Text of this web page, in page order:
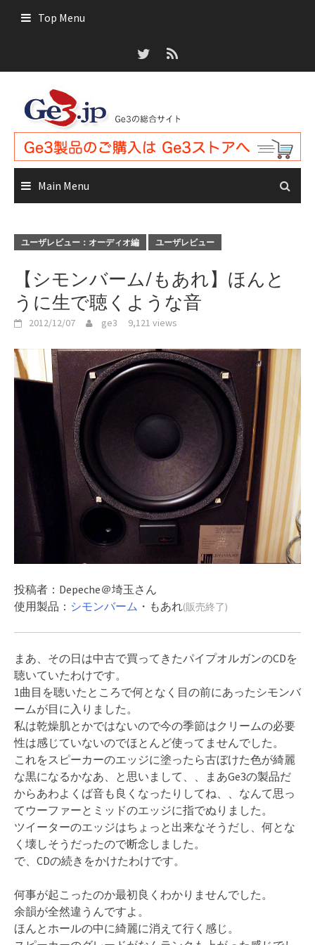
Top Menu
Main Menu
ユーザレビュー：オーディオ編 ユーザレビュー
【シモンバーム/もあれ】ほんと
うに生で聴くような音
2012/12/07 ge3 9,121 views
投稿者：Depeche＠埼玉さん
使用製品： シモンバーム ・もあれ(販売終了)
まあ、その日は中古で買ってきたパイプオルガンのCDを
聴いていたわけです。
1曲目を聴いたところで何となく目の前にあったシモンバ
ームが目に入りました。
私は乾燥肌とかではないので今の季節はクリームの必要
性は感じていないのでほとんど使ってませんでした。
これをスピーカーのエッジに塗ったら古ぼけた色が綺麗
な黒になるかなあ、と思いまして、、まあGe3の製品だ
からあわよくば音も良くなったりしてね、、なんて思っ
てウーファーとミッドのエッジに指でぬりました。
ツイーターのエッジはちょっと出来なそうだし、何とな
く壊しそうだったので断念しました。
で、CDの続きをかけたわけです。
何事が起こったのか最初良くわかりませんでした。
余韻が全然違うんですよ。
ほんとホールの中に綺麗に消えて行く感じ。